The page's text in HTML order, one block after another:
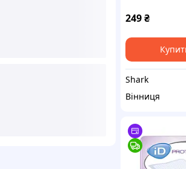
249₴
Shark
Вінниця